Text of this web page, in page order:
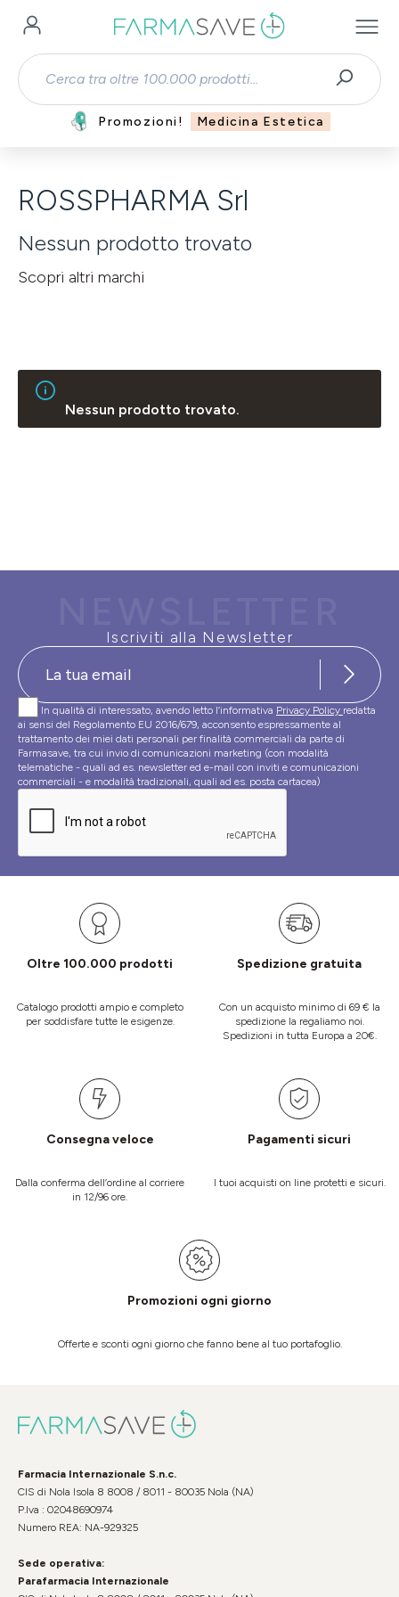
Passa al contenuto principale
Promozioni! Medicina Estetica
ROSSPHARMA Srl
Nessun prodotto trovato
Scopri altri marchi
Nessun prodotto trovato.
Iscriviti alla Newsletter
In qualità di interessato, avendo letto l’informativa Privacy Policy redatta
ai sensi del Regolamento EU 2016/679, acconsento espressamente al
trattamento dei miei dati personali per finalità commerciali da parte di
Farmasave, tra cui invio di comunicazioni marketing (con modalità
telematiche - quali ad es. newsletter ed e-mail con inviti e comunicazioni
commerciali - e modalità tradizionali, quali ad es. posta cartacea)
Oltre 100.000 prodotti
Catalogo prodotti ampio e completo
per soddisfare tutte le esigenze.
Spedizione gratuita
Con un acquisto minimo di 69 € la
spedizione la regaliamo noi.
Spedizioni in tutta Europa a 20€.
Consegna veloce
Dalla conferma dell’ordine al corriere
in 12/96 ore.
Pagamenti sicuri
I tuoi acquisti on line protetti e sicuri.
Promozioni ogni giorno
Offerte e sconti ogni giorno che fanno bene al tuo portafoglio.
Farmacia Internazionale S.n.c.
CIS di Nola Isola 8 8008 / 8011 - 80035 Nola (NA)
P.Iva : 02048690974
Numero REA: NA-929325
Sede operativa:
Parafarmacia Internazionale